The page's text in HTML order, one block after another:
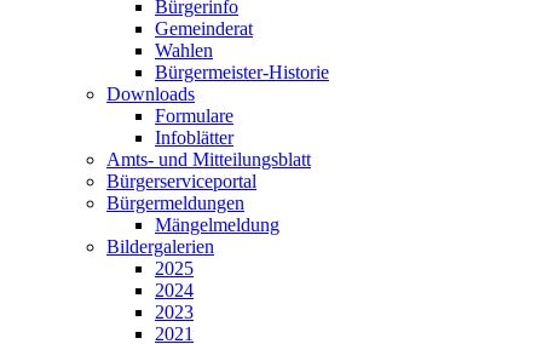
Bürgerinfo
Gemeinderat
Wahlen
Bürgermeister-Historie
Downloads
Formulare
Infoblätter
Amts- und Mitteilungsblatt
Bürgerserviceportal
Bürgermeldungen
Mängelmeldung
Bildergalerien
2025
2024
2023
2021